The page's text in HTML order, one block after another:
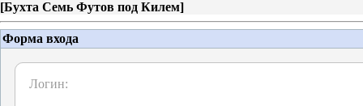
[Бухта Семь Футов под Килем]
Форма входа
Логин: